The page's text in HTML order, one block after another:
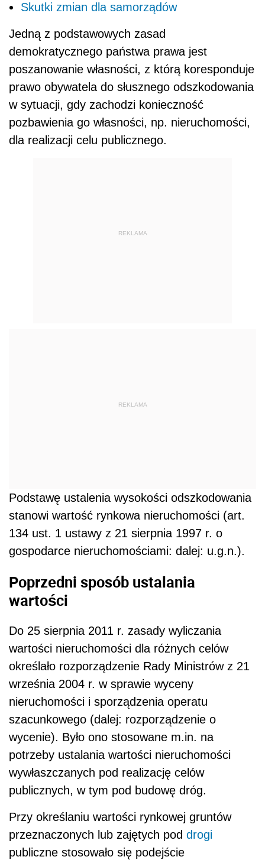
Skutki zmian dla samorządów
Jedną z podstawowych zasad
demokratycznego państwa prawa jest
poszanowanie własności, z którą koresponduje
prawo obywatela do słusznego odszkodowania
w sytuacji, gdy zachodzi konieczność
pozbawienia go własności, np. nieruchomości,
dla realizacji celu publicznego.
REKLAMA
REKLAMA
Podstawę ustalenia wysokości odszkodowania
stanowi wartość rynkowa nieruchomości (art.
134 ust. 1 ustawy z 21 sierpnia 1997 r. o
gospodarce nieruchomościami: dalej: u.g.n.).
Poprzedni sposób ustalania
wartości
Do 25 sierpnia 2011 r. zasady wyliczania
wartości nieruchomości dla różnych celów
określało rozporządzenie Rady Ministrów z 21
września 2004 r. w sprawie wyceny
nieruchomości i sporządzenia operatu
szacunkowego (dalej: rozporządzenie o
wycenie). Było ono stosowane m.in. na
potrzeby ustalania wartości nieruchomości
wywłaszczanych pod realizację celów
publicznych, w tym pod budowę dróg.
Przy określaniu wartości rynkowej gruntów
przeznaczonych lub zajętych pod drogi
publiczne stosowało się podejście